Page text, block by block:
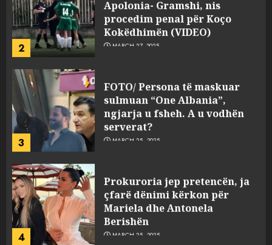
2
Apolonia- Gramshi, nis
procedim penal për Koço
Kokëdhimën (VIDEO)
MARCH 27, 2025
3
FOTO/ Persona të maskuar
sulmuan “One Albania”,
ngjarja u fsheh. A u vodhën
serverat?
MARCH 25, 2025
4
Prokuroria jep pretencën, ja
çfarë dënimi kërkon për
Mariela dhe Antonela
Berishën
MARCH 25, 2025